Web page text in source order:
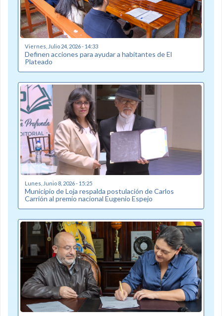
Viernes, Julio 24, 2026 - 14:33
Definen acciones para ayudar a habitantes de El
Plateado
Lunes, Junio 8, 2026 - 15:25
Municipio de Loja respalda postulación de Carlos
Carrión al premio nacional Eugenio Espejo